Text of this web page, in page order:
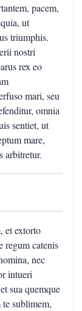
pacem,
ut
triumphis.
nostri
rex eo
mari, seu
omnia
sentiet, ut
mare,
arbitretur.
et extorto
regum catenis
nec
intueri
sua quemque
sublimem,